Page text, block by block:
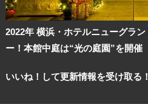
2022年 横浜・ホテルニューグラ
ー！本館中庭は“光の庭園”を開催
いいね！して更新情報を受け取る！